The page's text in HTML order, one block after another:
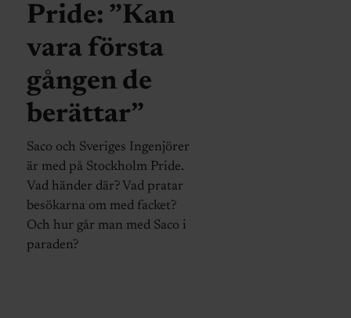
Pride: ”Kan
vara första
gången de
berättar”
Saco och Sveriges Ingenjörer
är med på Stockholm Pride.
Vad händer där? Vad pratar
besökarna om med facket?
Och hur går man med Saco i
paraden?